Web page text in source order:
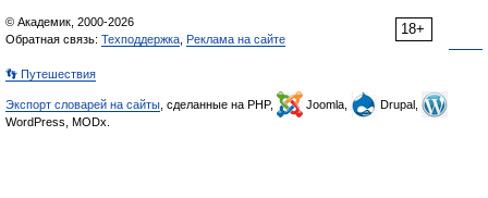
18+
© Академик, 2000-2026
Обратная связь: Техподдержка Реклама на сайте
👣 Путешествия
Экспорт словарей на сайты , сделанные на PHP, Joomla,
Drupal,
WordPress, MODx.